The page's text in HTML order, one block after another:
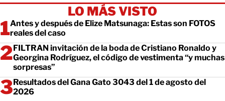
LO MÁS VISTO
Antes y después de Elize Matsunaga: Estas son FOTOS
reales del caso
FILTRAN invitación de la boda de Cristiano Ronaldo y
Georgina Rodríguez, el código de vestimenta “y muchas
sorpresas”
Resultados del Gana Gato 3043 del 1 de agosto del
2026